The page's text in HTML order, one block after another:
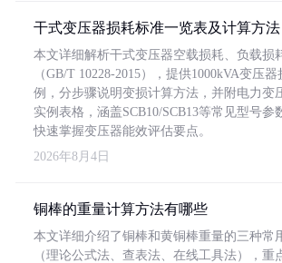
干式变压器损耗标准一览表及计算方法
本文详细解析干式变压器空载损耗、负载损
（GB/T 10228-2015），提供1000kVA变压
例，分步骤说明变损计算方法，并附电力变
实例表格，涵盖SCB10/SCB13等常见型号参
快速掌握变压器能效评估要点。
2026年8月4日
铜棒的重量计算方法有哪些
本文详细介绍了铜棒和黄铜棒重量的三种常
（理论公式法、查表法、在线工具法），重